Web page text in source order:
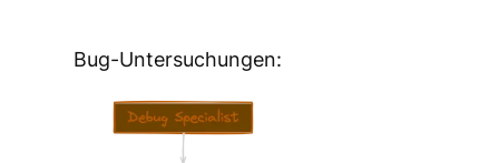
Bug-Untersuchungen: